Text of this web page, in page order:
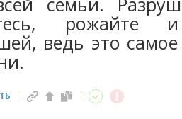
рожайте и
ведь это